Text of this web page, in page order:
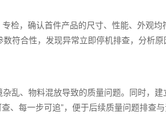
检，确认首件产品的尺寸、性能、外观
合性，发现异常立即停机排查，分析
乱、物料混放导致的质量问题。同时，
、每一步可追”，便于后续质量问题排查与